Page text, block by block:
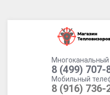
8 (499) 707-
Мобильный
8 (916) 736-